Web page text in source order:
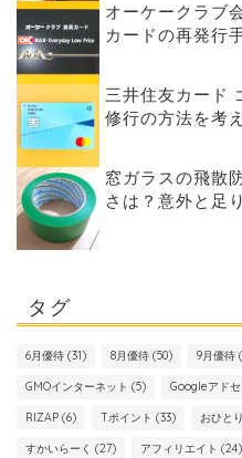
オーケークラブ
カードの再発行
三井住友カード
修行の方法を考
窓ガラスの飛散
さは？意外と足
タグ
6月優待 (31) 8月優待 (50) 9月優待
GMOインターネット (5) Googleアドセ
RIZAP (6) Tポイント (33) おひと
すかいらーく (27) アフィリエイト (24)